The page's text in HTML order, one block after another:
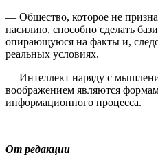
— Общество, которое не
насилию, способно сделать
опирающуюся на факты и,
реальных условиях.
— Интеллект наряду с
воображением являются
информационного процесса.
От редакции